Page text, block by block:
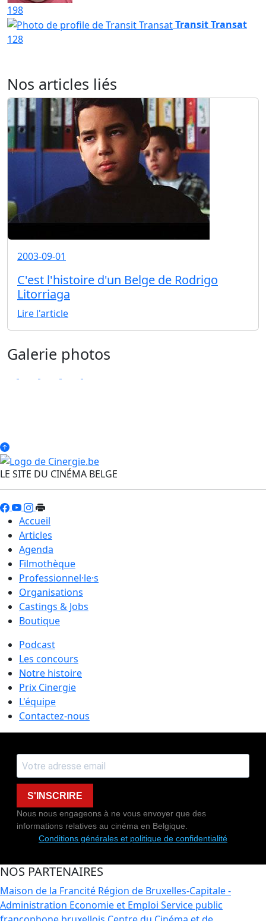
198
Transit Transat
128
Nos articles liés
2003-09-01
C'est l'histoire d'un Belge de Rodrigo
Litorriaga
Lire l'article
Galerie photos
LE SITE DU CINÉMA BELGE
Accueil
Articles
Agenda
Filmothèque
Professionnel·le·s
Organisations
Castings & Jobs
Boutique
Podcast
Les concours
Notre histoire
Prix Cinergie
L'équipe
Contactez-nous
S'INSCRIRE
Nous nous engageons à ne vous envoyer que des
informations relatives au cinéma en Belgique.
Conditions générales et politique de confidentialité
NOS PARTENAIRES
Maison de la Francité Région de Bruxelles-Capitale -
Administration Economie et Emploi Service public